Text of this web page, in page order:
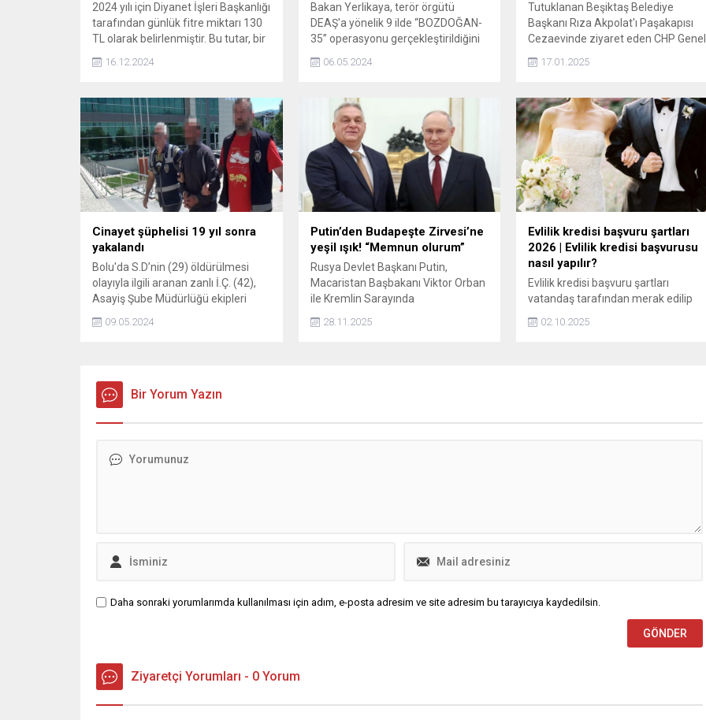
2024 yılı için Diyanet İşleri Başkanlığı
tarafından günlük fitre miktarı 130
TL olarak belirlenmiştir. Bu tutar, bir
kişinin yalnızca günlük temel gıda
ihtiyacını karşılayacak şekilde
16.12.2024
Bakan Yerlikaya, terör örgütü
DEAŞ'a yönelik 9 ilde “BOZDOĞAN-
35” operasyonu gerçekleştirildiğini
açıkladı. Operasyon kapsamında 30
kişi gözaltına alındı.
06.05.2024
Tutuklanan Beşiktaş Belediye
Başkanı Rıza Akpolat'ı Paşakapısı
Cezaevinde ziyaret eden CHP Genel
Başkanı Özgür Özel, Bu bir savaş
ilanıdır. Rıza Akpolat’ın tutuklanması
17.01.2025
Cinayet şüphelisi 19 yıl sonra
yakalandı
Bolu'da S.D’nin (29) öldürülmesi
olayıyla ilgili aranan zanlı İ.Ç. (42),
Asayiş Şube Müdürlüğü ekipleri
Cinayet zanlısı çıkarıldığı mahkeme
09.05.2024
Putin’den Budapeşte Zirvesi’ne
yeşil ışık! “Memnun olurum”
Rusya Devlet Başkanı Putin,
Macaristan Başbakanı Viktor Orban
ile Kremlin Sarayında
Başkanı Donald Trump ile) Eğer
28.11.2025
Evlilik kredisi başvuru şartları
2026 | Evlilik kredisi başvurusu
nasıl yapılır?
Evlilik kredisi başvuru şartları
vatandaş tarafından merak edilip
Ocak 2026'dan itibaren kredi
02.10.2025
Bir Yorum Yazın
Daha sonraki yorumlarımda kullanılması için adım, e-posta adresim ve site adresim bu tarayıcıya kaydedilsin.
Ziyaretçi Yorumları - 0 Yorum